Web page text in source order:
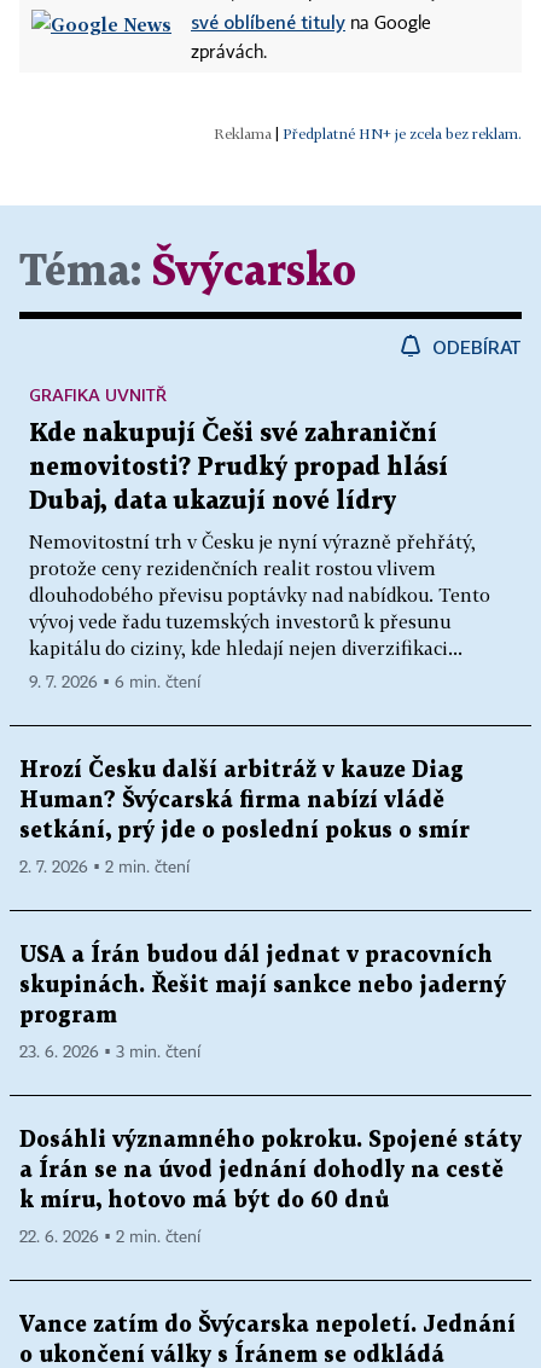
své oblíbené tituly na Google
zprávách.
Předplatné HN+ je zcela bez reklam.
Téma: Švýcarsko
ODEBÍRAT
Kde nakupují Češi své zahraniční
nemovitosti? Prudký propad hlásí
Dubaj, data ukazují nové lídry
Nemovitostní trh v Česku je nyní výrazně přehřátý,
protože ceny rezidenčních realit rostou vlivem
dlouhodobého převisu poptávky nad nabídkou. Tento
vývoj vede řadu tuzemských investorů k přesunu
kapitálu do ciziny, kde hledají nejen diverzifikaci...
GRAFIKA UVNITŘ
9. 7. 2026 ▪ 6 min. čtení
Hrozí Česku další arbitráž v kauze Diag
Human? Švýcarská firma nabízí vládě
setkání, prý jde o poslední pokus o smír
2. 7. 2026 ▪ 2 min. čtení
USA a Írán budou dál jednat v pracovních
skupinách. Řešit mají sankce nebo jaderný
program
23. 6. 2026 ▪ 3 min. čtení
Dosáhli významného pokroku. Spojené státy
a Írán se na úvod jednání dohodly na cestě
k míru, hotovo má být do 60 dnů
22. 6. 2026 ▪ 2 min. čtení
Vance zatím do Švýcarska nepoletí. Jednání
o ukončení války s Íránem se odkládá